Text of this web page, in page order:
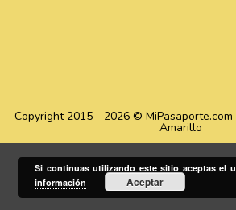
Copyright 2015 - 2026 ©
Amarillo
Si continuas utilizando este sitio aceptas el
información
Aceptar